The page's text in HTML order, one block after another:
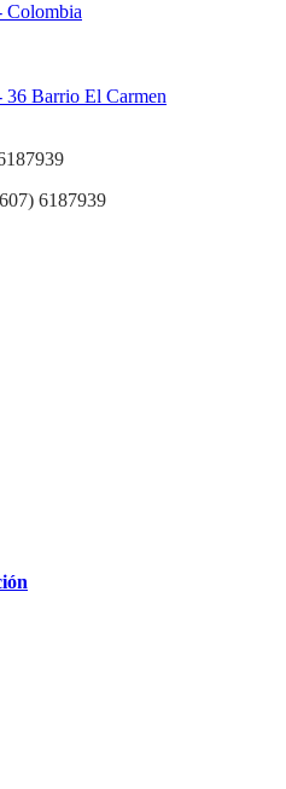
Colombia
36 Barrio El Carmen
6187939